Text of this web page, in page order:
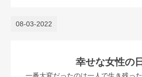
08-03-2022
幸せな女性の日
一番大変だったのは一人で生き残っ